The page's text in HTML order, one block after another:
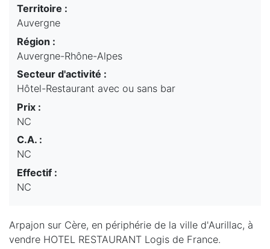
Territoire :
Auvergne
Région :
Auvergne-Rhône-Alpes
Secteur d'activité :
Hôtel-Restaurant avec ou sans bar
Prix :
NC
C.A. :
NC
Effectif :
NC
Arpajon sur Cère, en périphérie de la ville d'Aurillac, à
vendre HOTEL RESTAURANT Logis de France.